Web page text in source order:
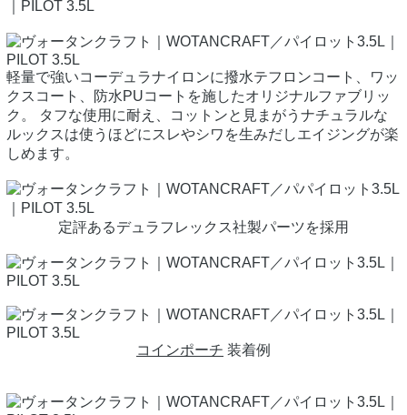
軽量で強いコーデュラナイロンに撥水テフロンコート、ワッ
クスコート、防水PUコートを施したオリジナルファブリッ
ク。 タフな使用に耐え、コットンと見まがうナチュラルな
ルックスは使うほどにスレやシワを生みだしエイジングが楽
しめます。
定評あるデュラフレックス社製パーツを採用
コインポーチ 装着例